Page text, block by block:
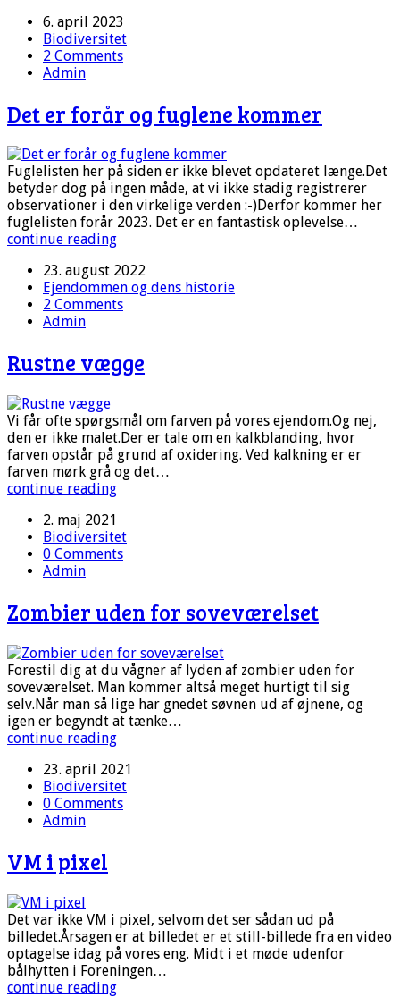
6. april 2023
Biodiversitet
2 Comments
Admin
Det er forår og fuglene kommer
Fuglelisten her på siden er ikke blevet opdateret længe.Det
betyder dog på ingen måde, at vi ikke stadig registrerer
observationer i den virkelige verden :-)Derfor kommer her
fuglelisten forår 2023. Det er en fantastisk oplevelse…
continue reading
23. august 2022
Ejendommen og dens historie
2 Comments
Admin
Rustne vægge
Vi får ofte spørgsmål om farven på vores ejendom.Og nej,
den er ikke malet.Der er tale om en kalkblanding, hvor
farven opstår på grund af oxidering. Ved kalkning er er
farven mørk grå og det…
continue reading
2. maj 2021
Biodiversitet
0 Comments
Admin
Zombier uden for soveværelset
Forestil dig at du vågner af lyden af zombier uden for
soveværelset. Man kommer altså meget hurtigt til sig
selv.Når man så lige har gnedet søvnen ud af øjnene, og
igen er begyndt at tænke…
continue reading
23. april 2021
Biodiversitet
0 Comments
Admin
VM i pixel
Det var ikke VM i pixel, selvom det ser sådan ud på
billedet.Årsagen er at billedet er et still-billede fra en video
optagelse idag på vores eng. Midt i et møde udenfor
bålhytten i Foreningen…
continue reading